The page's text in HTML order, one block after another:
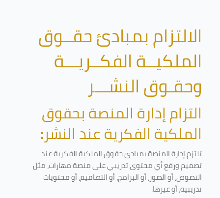
الالتزام بمبادئ حقــوق
الملكيــة الفكــريـــة
وحقـوق النشـــر
التزام إدارة المنصة بحقوق
الملكية الفكرية عند النشر:
تلتزم إدارة المنصة بمبادئ حقوق الملكية الفكرية عند
تصميم ورفع أي محتوى تدريبي على منصة مهارات، مثل
النصوص، أو الصور، أو البرامج، أو التصاميم، أو محتويات
تدريبية، أو غيرها.